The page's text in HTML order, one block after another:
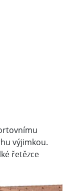
výjimkou.
řetězce